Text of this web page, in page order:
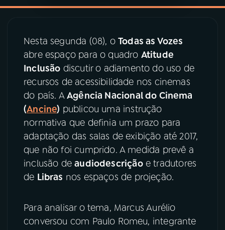
08PRÊMIO RÁDIO MEC
ACOMPANHE A RÁDIO MEC
YouTube
Instagram
TikTok
Nesta segunda (08), o Todas as Vozes
abre espaço para o quadro Atitude
Inclusão discutir o adiamento do uso de
recursos de acessibilidade nos cinemas
do país. AAgência Nacional do Cinema
(Ancine) publicou uma instrução
normativa que definia um prazo para
adaptação das salas de exibição até 2017,
que não foi cumprido. A medida prevê a
inclusão deaudiodescriçãoe tradutores
de Libras nos espaços de projeção.
Para analisar o tema, Marcus Aurélio
conversou com Paulo Romeu, integrante